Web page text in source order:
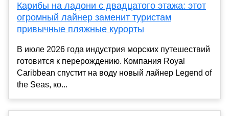
Карибы на ладони с двадцатого этажа: этот
огромный лайнер заменит туристам
привычные пляжные курорты
В июле 2026 года индустрия морских путешествий
готовится к перерождению. Компания Royal
Caribbean спустит на воду новый лайнер Legend of
the Seas, ко...